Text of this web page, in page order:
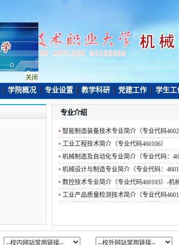
学院概况 专业设置 教学科研 党建工作 学生工
专业介绍
智能制造装备技术专业简介（专业代码
工业工程技术简介（专业代码460106）
机械制造及自动化专业简介（专业代码：
机械设计与制造专业简介（专业代码：
数控技术专业简介（专业代码460103）-机
工业产品质量检测技术简介（专业代码
关闭